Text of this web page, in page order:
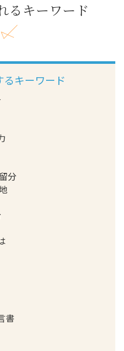
るキーワード
キーワード
分
書